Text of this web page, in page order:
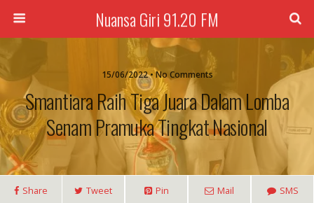
Nuansa Giri 91.20 FM
15/06/2022 • No Comments
Smantiara Raih Tiga Juara Dalam Lomba
Senam Pramuka Tingkat Nasional
Share Tweet Pin Mail SMS